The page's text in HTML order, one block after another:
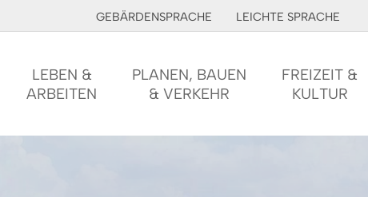
GEBÄRDENSPRACHE LEICHTE SPRACHE
LEBEN &
ARBEITEN
PLANEN, BAUEN
& VERKEHR
FREIZEIT &
KULTUR